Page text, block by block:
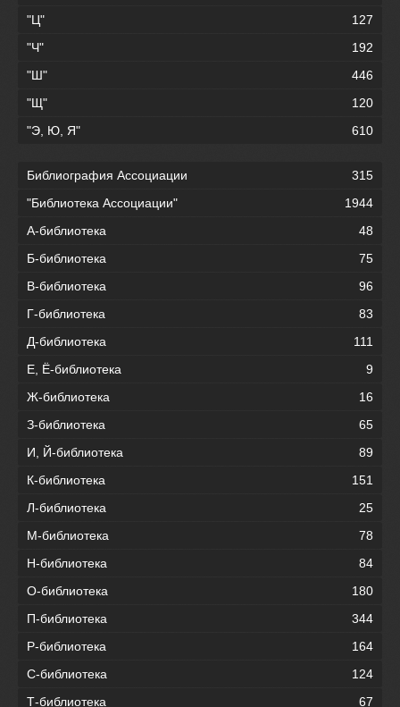
"Ц"
127
"Ч"
192
"Ш"
446
"Щ"
120
"Э, Ю, Я"
610
Библиография Ассоциации
315
"Библиотека Ассоциации"
1944
А-библиотека
48
Б-библиотека
75
В-библиотека
96
Г-библиотека
83
Д-библиотека
111
Е, Ё-библиотека
9
Ж-библиотека
16
З-библиотека
65
И, Й-библиотека
89
К-библиотека
151
Л-библиотека
25
М-библиотека
78
Н-библиотека
84
О-библиотека
180
П-библиотека
344
Р-библиотека
164
С-библиотека
124
Т-библиотека
67